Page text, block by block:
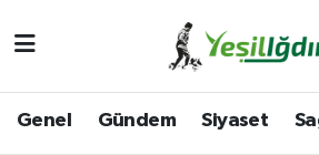
Genel Gündem Siyaset